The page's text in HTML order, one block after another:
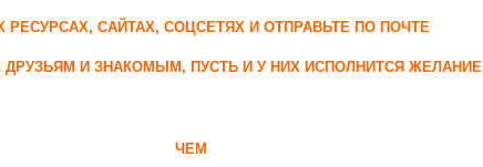
РЕСУРСАХ, САЙТАХ, СОЦСЕТЯХ И ОТПРАВЬТЕ ПО ПОЧТЕ
И ЗНАКОМЫМ, ПУСТЬ И У НИХ ИСПОЛНИТСЯ ЖЕЛАНИЕ
ЧЕМ